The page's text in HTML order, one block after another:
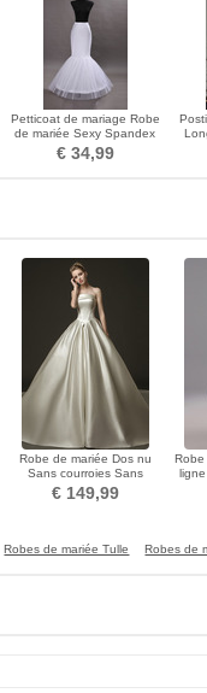
Petticoat de mariage Robe
de mariée Sexy Spandex
blanc Jantes simples
€ 34,99
Robe de mariée Dos nu
Sans courroies Sans
Manches Naturel taille
€ 149,99
Robe
Robes de mariée Tulle Robes de